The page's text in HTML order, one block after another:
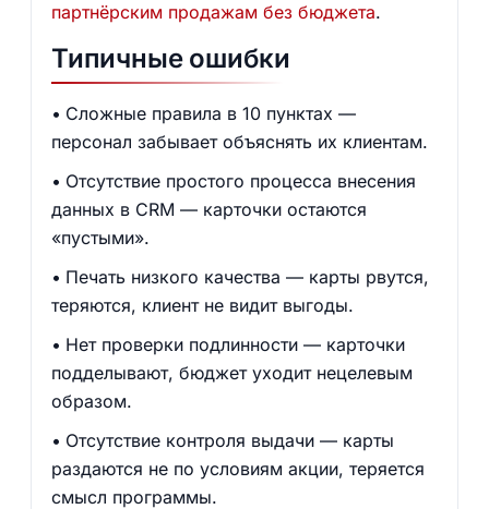
партнёрским продажам без бюджета.
Типичные ошибки
Сложные правила в 10 пунктах —
персонал забывает объяснять их клиентам.
Отсутствие простого процесса внесения
данных в CRM — карточки остаются
«пустыми».
Печать низкого качества — карты рвутся,
теряются, клиент не видит выгоды.
Нет проверки подлинности — карточки
подделывают, бюджет уходит нецелевым
образом.
Отсутствие контроля выдачи — карты
раздаются не по условиям акции, теряется
смысл программы.